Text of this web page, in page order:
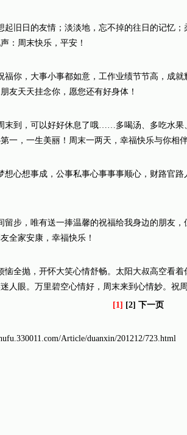
起旧日的友情；淡淡地，忘不掉的往日的记忆
：周末快乐，平安！
福你，大事小事都如意，工作业绩节节高，成
友天天挂念你，愿您还有好身体！
末到，可以好好休息了哦……多喝汤、多吃水果
一，一生美丽！周末一两天，幸福快乐与你相伴
想心想事成，公事私事心事事事顺心，财路官
留步，唯有送一捧温馨的祝福给我身边的朋友
全家安康，幸福快乐！
恼全抛，开怀大笑心情舒畅。太阳大叔高空看
人眼。万里碧空心情好，周末来到心情妙。祝
[1] [2] 下一页
Article/duanxin/201212/723.html